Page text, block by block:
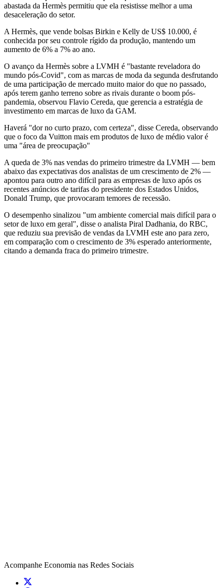
abastada da Hermès permitiu que ela resistisse melhor a uma
desaceleração do setor.
A Hermès, que vende bolsas Birkin e Kelly de US$ 10.000, é
conhecida por seu controle rígido da produção, mantendo um
aumento de 6% a 7% ao ano.
O avanço da Hermès sobre a LVMH é "bastante reveladora do
mundo pós-Covid", com as marcas de moda da segunda desfrutando
de uma participação de mercado muito maior do que no passado,
após terem ganho terreno sobre as rivais durante o boom pós-
pandemia, observou Flavio Cereda, que gerencia a estratégia de
investimento em marcas de luxo da GAM.
Haverá "dor no curto prazo, com certeza", disse Cereda, observando
que o foco da Vuitton mais em produtos de luxo de médio valor é
uma "área de preocupação"
A queda de 3% nas vendas do primeiro trimestre da LVMH — bem
abaixo das expectativas dos analistas de um crescimento de 2% —
apontou para outro ano difícil para as empresas de luxo após os
recentes anúncios de tarifas do presidente dos Estados Unidos,
Donald Trump, que provocaram temores de recessão.
O desempenho sinalizou "um ambiente comercial mais difícil para o
setor de luxo em geral", disse o analista Piral Dadhania, do RBC,
que reduziu sua previsão de vendas da LVMH este ano para zero,
em comparação com o crescimento de 3% esperado anteriormente,
citando a demanda fraca do primeiro trimestre.
Acompanhe Economia nas Redes Sociais